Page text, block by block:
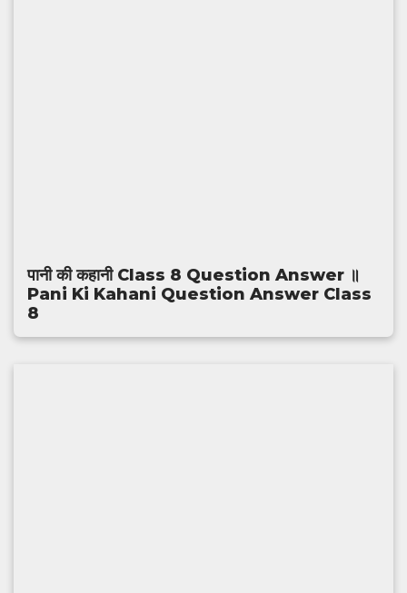
पानी की कहानी Class 8 Question Answer ॥
Pani Ki Kahani Question Answer Class
8